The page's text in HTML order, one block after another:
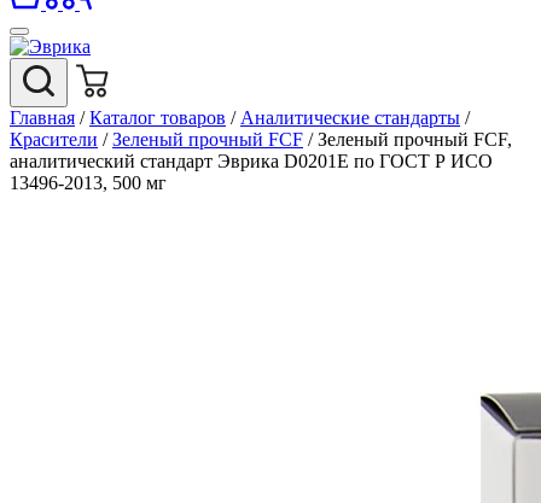
Главная / Каталог товаров / Аналитические стандарты /
Красители / Зеленый прочный FCF / Зеленый прочный FCF,
аналитический стандарт Эврика D0201E по ГОСТ Р ИСО
13496-2013, 500 мг